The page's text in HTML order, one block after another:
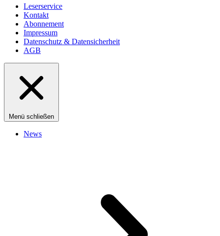
Leserservice
Kontakt
Abonnement
Impressum
Datenschutz & Datensicherheit
AGB
Menü schließen
News